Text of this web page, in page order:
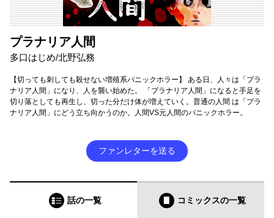
プラナリア人間
多口はじめ/北野弘務
【切っても刺しても殺せない増殖系パニックホラー】 ある⽇、⼈々は「プラ
ナリア⼈間」になり、⼈を襲い始めた。 「プラナリア⼈間」になると⼿⾜を
切り落としても再⽣し、切った分だけ体が増えていく。普通の⼈間 は「プラ
ナリア⼈間」にどう⽴ち向かうのか。⼈間VS元⼈間のパニックホラー。
ファンレターを送る
話の一覧 コミックスの一覧